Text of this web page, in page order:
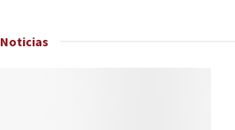
Noticias